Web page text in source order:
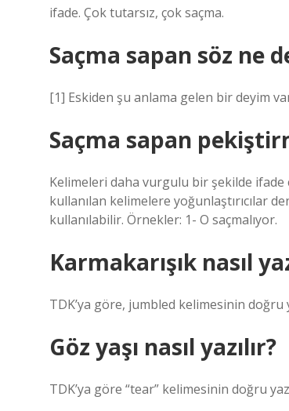
ifade. Çok tutarsız, çok saçma.
Saçma sapan söz ne
[1] Eskiden şu anlama gelen bir deyim
Saçma sapan
Kelimeleri daha vurgulu bir şekilde ifade
kullanılan kelimelere yoğunlaştırıcılar
kullanılabilir. Örnekler: 1- O saçmalıyor.
Karmakarışık nasıl
TDK’ya göre, jumbled kelimesinin doğru
Göz yaşı nasıl yazılır?
TDK’ya göre “tear” kelimesinin doğru